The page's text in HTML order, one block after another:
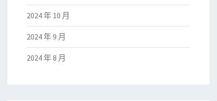
2024 年 10 月
2024 年 9 月
2024 年 8 月